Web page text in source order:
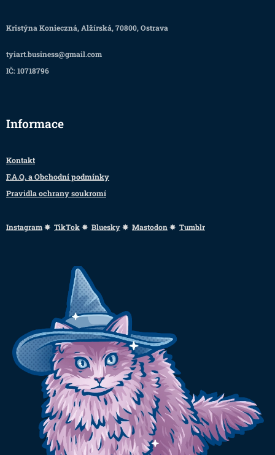
Kristýna Konieczná, Alžírská, 70800, Ostrava
tyiart.business@gmail.com
IČ: 10718796
Informace
Kontakt
F.A.Q. a Obchodní podmínky
Pravidla ochrany soukromí
Instagram✸ TikTok✸ Bluesky✸ Mastodon ✸ Tumblr